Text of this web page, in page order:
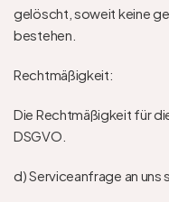
gelöscht, soweit keine
bestehen.
Rechtmäßigkeit:
Die Rechtmäßigkeit für
DSGVO.
d) Serviceanfrage an uns